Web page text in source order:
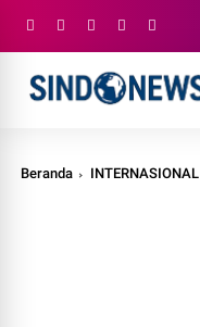
Beranda INTERNASIONAL